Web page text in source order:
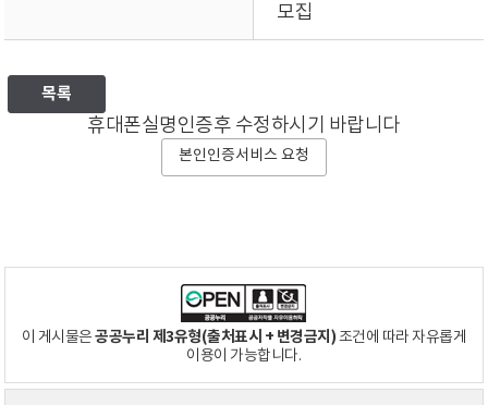
모집
목록
휴대폰실명인증후 수정하시기 바랍니다
본인인증서비스 요청
이 게시물은공공누리 제3유형(출처표시 + 변경금지)조건에 따라 자유롭게
이용이 가능합니다.